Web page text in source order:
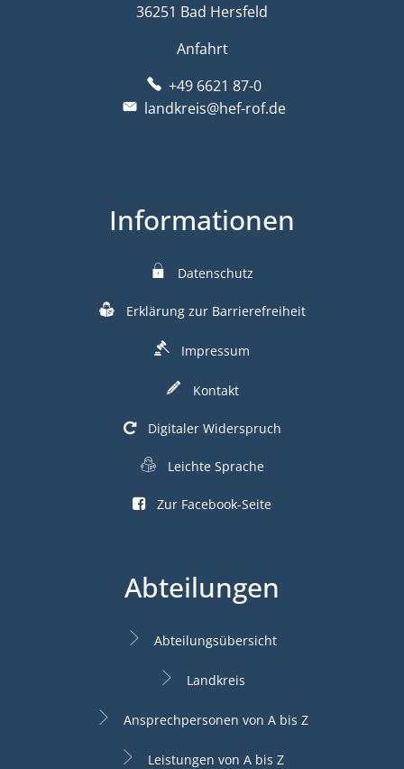
36251 Bad Hersfeld
Anfahrt
+49 6621 87-0
landkreis@hef-rof.de
Informationen
Datenschutz
Erklärung zur Barrierefreiheit
Impressum
Kontakt
Digitaler Widerspruch
Leichte Sprache
Zur Facebook-Seite
Abteilungen
Abteilungsübersicht
Landkreis
Ansprechpersonen von A bis Z
Leistungen von A bis Z